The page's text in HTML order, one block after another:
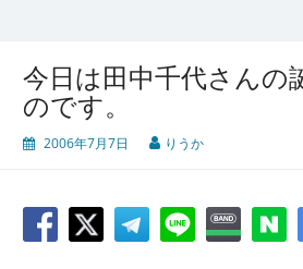
今日は田中千代さんの
のです。
2006年7月7日 りうか